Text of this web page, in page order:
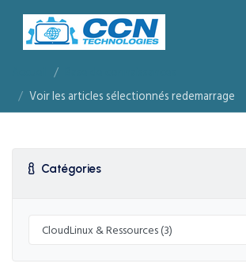
Voir les articles sélectionnés redemarrage
Catégories